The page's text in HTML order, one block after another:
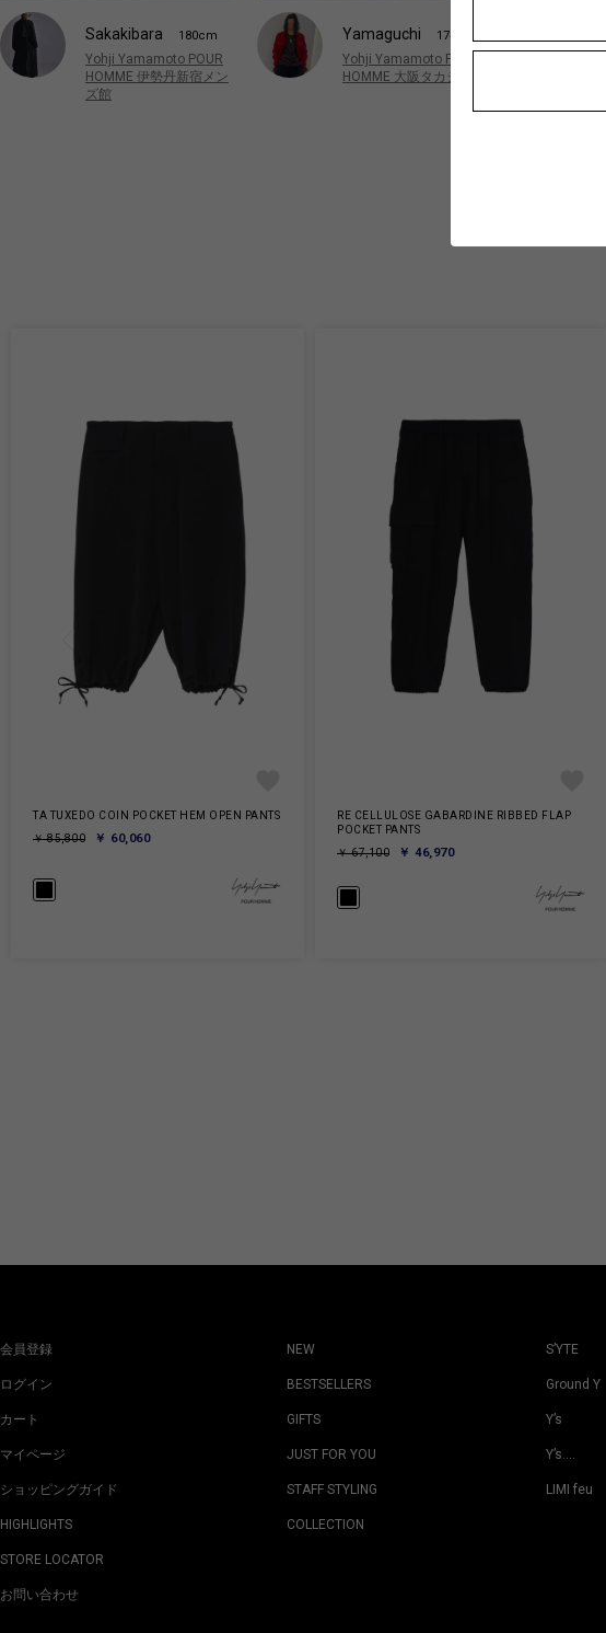
Sakakibara 180cm
Yohji Yamamoto POUR
HOMME 伊勢丹新宿メン
ズ館
Yamaguchi 174cm
Yohji Yamamoto POUR
HOMME 大阪タカシマヤ
TA TUXEDO COIN POCKET HEM OPEN PANTS
￥ 85,800
￥ 60,060
RE CELLULOSE GABARDINE RIBBED FLAP
POCKET PANTS
￥ 67,100
￥ 46,970
会員登録
ログイン
カート
マイページ
ショッピングガイド
HIGHLIGHTS
STORE LOCATOR
お問い合わせ
NEW
BESTSELLERS
GIFTS
JUST FOR YOU
STAFF STYLING
COLLECTION
S’YTE
Ground Y
Y’s
Y’s….
LIMI feu